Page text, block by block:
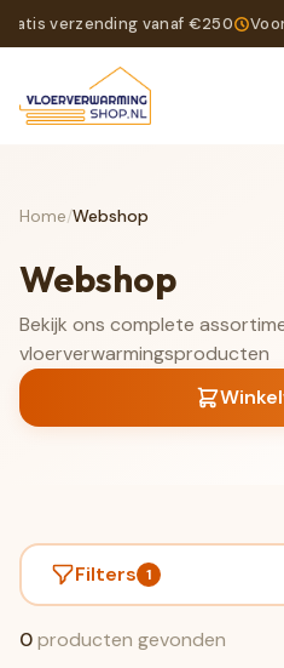
verzending vanaf €250
Home/Webshop
Webshop
Bekijk ons complete
vloerverwarmingsproducten
Filters 1
0producten gevonden